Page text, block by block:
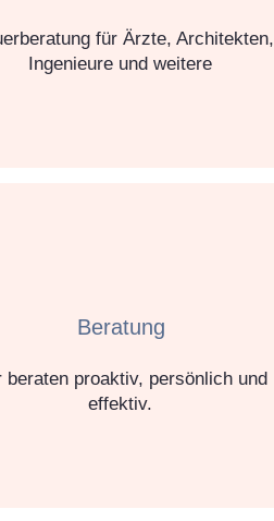
für Ärzte, Architekten,
Ingenieure und weitere
Beratung
beraten proaktiv, persönlich und
effektiv.